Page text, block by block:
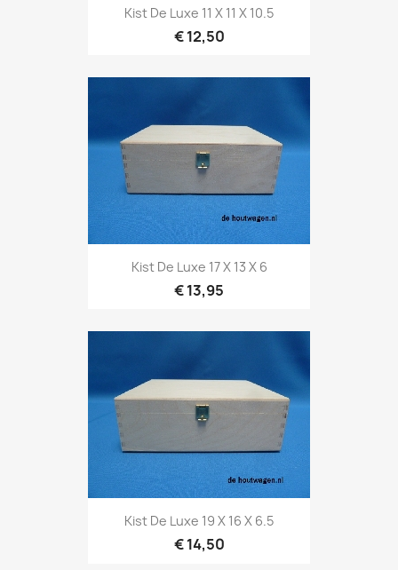
Kist De Luxe 11 X 11 X 10.5
€ 12,50
Kist De Luxe 17 X 13 X 6
€ 13,95
Kist De Luxe 19 X 16 X 6.5
€ 14,50